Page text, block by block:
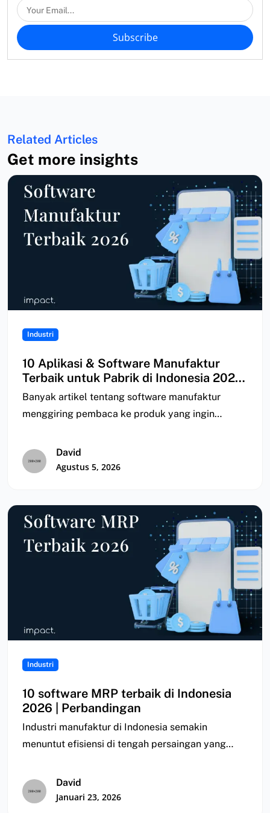
Subscribe
Related Articles
Get more insights
Industri
10 Aplikasi & Software Manufaktur
Terbaik untuk Pabrik di Indonesia 2026
| Perbandingan
Banyak artikel tentang software manufaktur
menggiring pembaca ke produk yang ingin
David
Agustus 5, 2026
Industri
10 software MRP terbaik di Indonesia
2026 | Perbandingan
Industri manufaktur di Indonesia semakin
menuntut efisiensi di tengah persaingan yang
David
Januari 23, 2026